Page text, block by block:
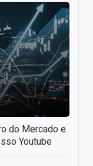
do Mercado e
Youtube